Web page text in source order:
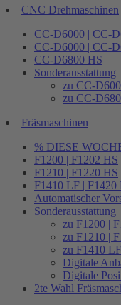
CNC Drehmaschinen
CC-D6000 | CC-
CC-D6000 | CC-
CC-D6800 HS
Sonderausstattung
zu CC-
zu CC-
Fräsmaschinen
% DIESE
F1200 | F1202 HS
F1210 | F1220 HS
F1410 LF | F1420
Automatischer
Sonderausstattung
zu F1200 |
zu F1210 |
zu F1410
Digitale
Digitale
2te Wahl